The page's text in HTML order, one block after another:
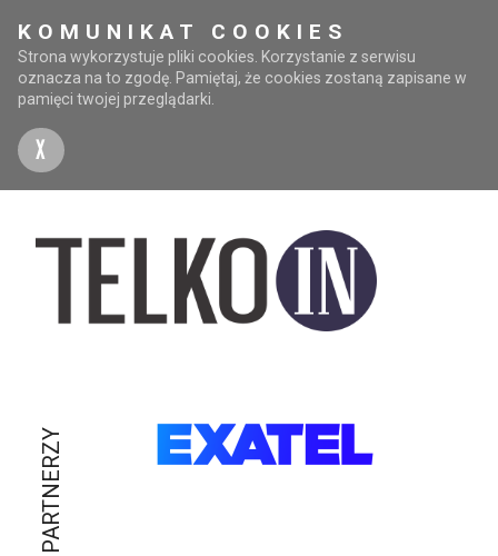
KOMUNIKAT COOKIES
Strona wykorzystuje pliki cookies. Korzystanie z serwisu
oznacza na to zgodę. Pamiętaj, że cookies zostaną zapisane w
pamięci twojej przeglądarki.
X
PARTNERZY